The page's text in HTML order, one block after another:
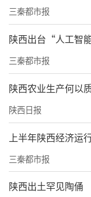
入户，导致财
民有所需，必
后，韩城市住
署，就近安装
等设施，巷道
组织人员撤离
民生命财产不
三秦都市报
陕西出台“人工智
三秦都市报
陕西农业生产何以
陕西日报
上半年陕西经济运
三秦都市报
陕西出土罕见陶俑